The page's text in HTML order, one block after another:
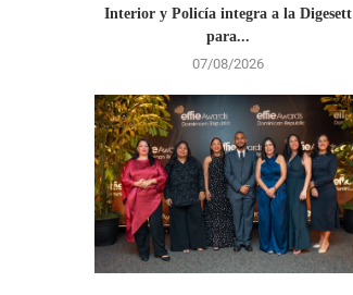
Interior y Policía integra a la Digesett
para...
07/08/2026